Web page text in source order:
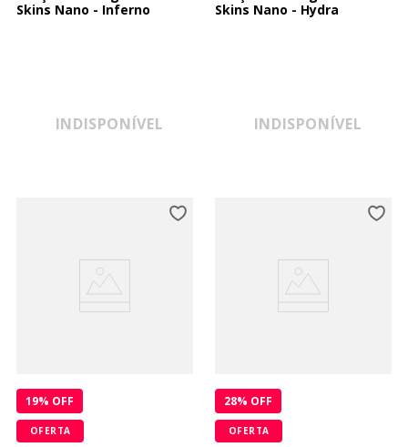
Skins Nano - Inferno
INDISPONÍVEL
Skins Nano - Hydra
INDISPONÍVEL
19% OFF
OFERTA
28% OFF
OFERTA